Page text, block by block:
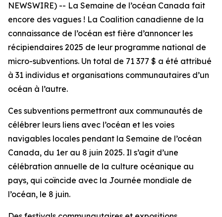
NEWSWIRE) -- La Semaine de l’océan Canada fait
encore des vagues ! La Coalition canadienne de la
connaissance de l’océan est fière d’annoncer les
récipiendaires 2025 de leur programme national de
micro-subventions. Un total de 71 377 $ a été attribué
à 31 individus et organisations communautaires d’un
océan à l’autre.
Ces subventions permettront aux communautés de
célébrer leurs liens avec l’océan et les voies
navigables locales pendant la Semaine de l’océan
Canada, du 1er au 8 juin 2025. Il s’agit d’une
célébration annuelle de la culture océanique au
pays, qui coïncide avec la Journée mondiale de
l’océan, le 8 juin.